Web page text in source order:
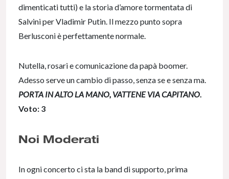
dimenticati tutti) e la storia d’amore tormentata di
Salvini per Vladimir Putin. Il mezzo punto sopra
Berlusconi è perfettamente normale.
Nutella, rosari e comunicazione da papà boomer.
Adesso serve un cambio di passo, senza se e senza ma.
PORTA IN ALTO LA MANO, VATTENE VIA CAPITANO
Voto: 3
Noi Moderati
In ogni concerto ci sta la band di supporto, prima